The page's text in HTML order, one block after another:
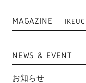
MAGAZINE
NEWS & EVENT
お知らせ